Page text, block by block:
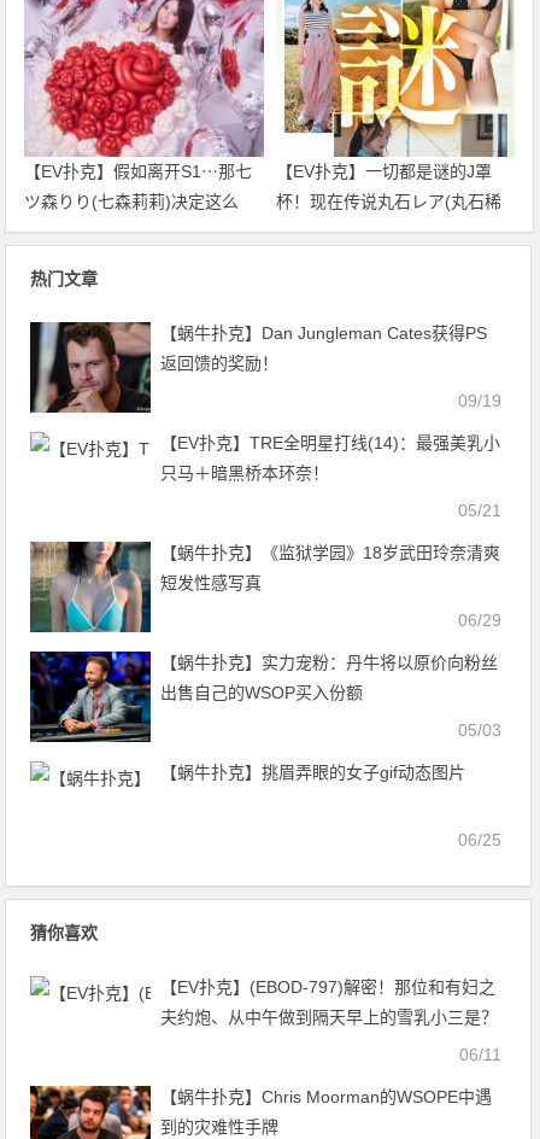
【EV扑克】假如离开S1⋯那七
ツ森りり(七森莉莉)决定这么
做！
【EV扑克】一切都是谜的J罩
杯！现在传说丸石レア(丸石稀
有)是⋯
热门文章
【蜗牛扑克】Dan Jungleman Cates获得PS
返回馈的奖励！
09/19
【EV扑克】TRE全明星打线(14)：最强美乳小
只马＋暗黑桥本环奈！
05/21
【蜗牛扑克】《监狱学园》18岁武田玲奈清爽
短发性感写真
06/29
【蜗牛扑克】实力宠粉：丹牛将以原价向粉丝
出售自己的WSOP买入份额
05/03
【蜗牛扑克】挑眉弄眼的女子gif动态图片
06/25
猜你喜欢
【EV扑克】(EBOD-797)解密！那位和有妇之
夫约炮、从中午做到隔天早上的雪乳小三是？
06/11
【蜗牛扑克】Chris Moorman的WSOPE中遇
到的灾难性手牌